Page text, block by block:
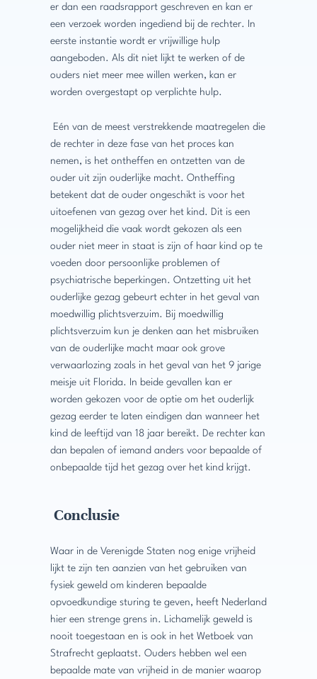
er dan een raadsrapport geschreven en kan er
een verzoek worden ingediend bij de rechter. In
eerste instantie wordt er vrijwillige hulp
aangeboden. Als dit niet lijkt te werken of de
ouders niet meer mee willen werken, kan er
worden overgestapt op verplichte hulp.
Eén van de meest verstrekkende maatregelen die
de rechter in deze fase van het proces kan
nemen, is het ontheffen en ontzetten van de
ouder uit zijn ouderlijke macht. Ontheffing
betekent dat de ouder ongeschikt is voor het
uitoefenen van gezag over het kind. Dit is een
mogelijkheid die vaak wordt gekozen als een
ouder niet meer in staat is zijn of haar kind op te
voeden door persoonlijke problemen of
psychiatrische beperkingen. Ontzetting uit het
ouderlijke gezag gebeurt echter in het geval van
moedwillig plichtsverzuim. Bij moedwillig
plichtsverzuim kun je denken aan het misbruiken
van de ouderlijke macht maar ook grove
verwaarlozing zoals in het geval van het 9 jarige
meisje uit Florida. In beide gevallen kan er
worden gekozen voor de optie om het ouderlijk
gezag eerder te laten eindigen dan wanneer het
kind de leeftijd van 18 jaar bereikt. De rechter kan
dan bepalen of iemand anders voor bepaalde of
onbepaalde tijd het gezag over het kind krijgt.
Conclusie
Waar in de Verenigde Staten nog enige vrijheid
lijkt te zijn ten aanzien van het gebruiken van
fysiek geweld om kinderen bepaalde
opvoedkundige sturing te geven, heeft Nederland
hier een strenge grens in. Lichamelijk geweld is
nooit toegestaan en is ook in het Wetboek van
Strafrecht geplaatst. Ouders hebben wel een
bepaalde mate van vrijheid in de manier waarop